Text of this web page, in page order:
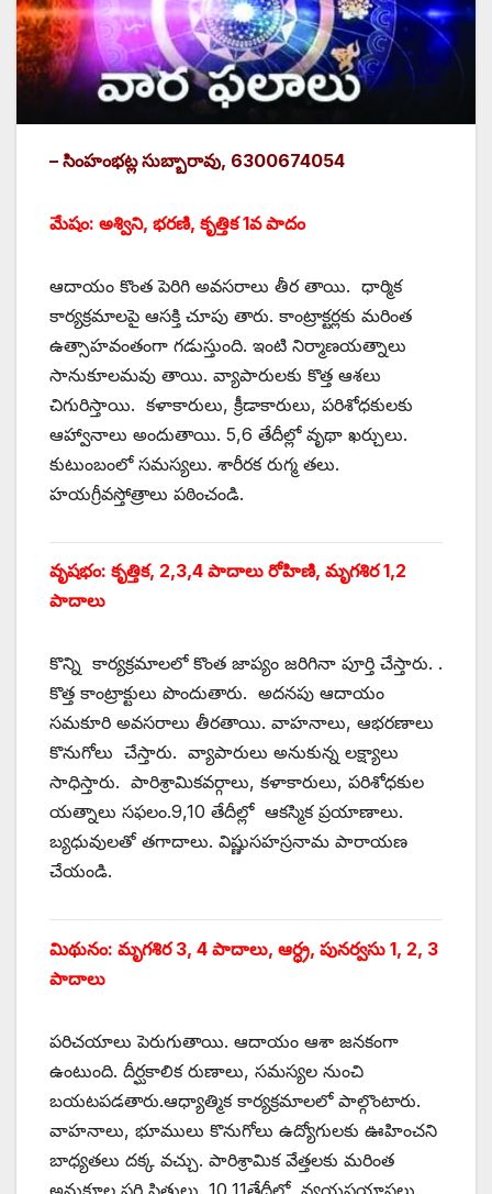
– సింహంభట్ల సుబ్బారావు, 6300674054
మేషం: అశ్విని, భరణి, కృత్తిక 1వ పాదం
ఆదాయం కొంత పెరిగి అవసరాలు తీర తాయి. ధార్మిక
కార్యక్రమాలపై ఆసక్తి చూపు తారు. కాంట్రాక్టర్లకు మరింత
ఉత్సాహవంతంగా గడుస్తుంది. ఇంటి నిర్మాణయత్నాలు
సానుకూలమవు తాయి. వ్యాపారులకు కొత్త ఆశలు
చిగురిస్తాయి. కళాకారులు, క్రీడాకారులు, పరిశోధకులకు
ఆహ్వానాలు అందుతాయి. 5,6 తేదీల్లో వృథా ఖర్చులు.
కుటుంబంలో సమస్యలు. శారీరక రుగ్మ తలు.
హయగ్రీవస్తోత్రాలు పఠించండి.
వృషభం: కృత్తిక, 2,3,4 పాదాలు రోహిణి, మృగశిర 1,2
పాదాలు
కొన్ని కార్యక్రమాలలో కొంత జాప్యం జరిగినా పూర్తి చేస్తారు. .
కొత్త కాంట్రాక్టులు పొందుతారు. అదనపు ఆదాయం
సమకూరి అవసరాలు తీరతాయి. వాహనాలు, ఆభరణాలు
కొనుగోలు చేస్తారు. వ్యాపారులు అనుకున్న లక్ష్యాలు
సాధిస్తారు. పారిశ్రామికవర్గాలు, కళాకారులు, పరిశోధకుల
యత్నాలు సఫలం.9,10 తేదీల్లో ఆకస్మిక ప్రయాణాలు.
బ్యధువులతో తగాదాలు. విష్ణుసహస్రనామ పారాయణ
చేయండి.
మిథునం: మృగశిర 3, 4 పాదాలు, ఆర్ధ్ర, పునర్వసు 1, 2, 3
పాదాలు
పరిచయాలు పెరుగుతాయి. ఆదాయం ఆశా జనకంగా
ఉంటుంది. దీర్ఘకాలిక రుణాలు, సమస్యల నుంచి
బయటపడతారు.ఆధ్యాత్మిక కార్యక్రమాలలో పాల్గొంటారు.
వాహనాలు, భూములు కొనుగోలు ఉద్యోగులకు ఊహించని
బాధ్యతలు దక్క వచ్చు. పారిశ్రామిక వేత్తలకు మరింత